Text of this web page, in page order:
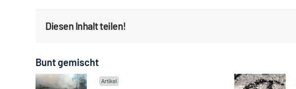
Diesen Inhalt teilen!
Bunt gemischt